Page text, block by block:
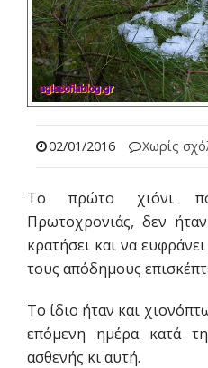
02/01/2016 Χωρίς
Το πρώτο χιόνι
Πρωτοχρονιάς, δεν
κρατήσει και να
τους απόδημους
Το ίδιο ήταν και
επόμενη ημέρα κατά
ασθενής κι αυτή.